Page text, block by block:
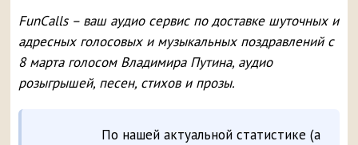
FunCalls – ваш аудио сервис по доставке шуточных и
адресных голосовых и музыкальных поздравлений с
8 марта голосом Владимира Путина, аудио
розыгрышей, песен, стихов и прозы.
По нашей актуальной статистике (а